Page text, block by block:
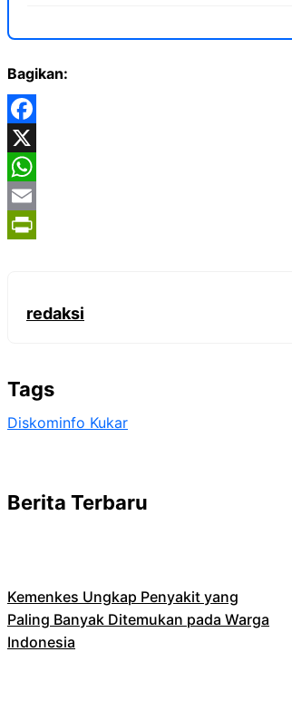
Bagikan:
Facebook
X
WhatsApp
Email
redaksi
Tags
Diskominfo Kukar
Berita Terbaru
Kemenkes Ungkap Penyakit yang
Paling Banyak Ditemukan pada Warga
Indonesia